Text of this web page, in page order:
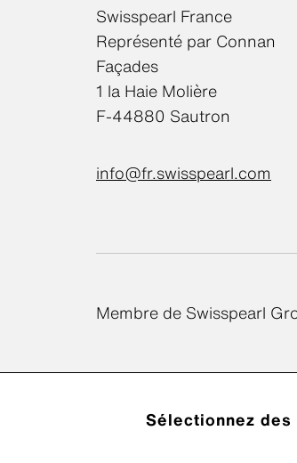
Sélectionnez
Swisspearl France
Représenté par Connan
Façades
1 la Haie Molière
F-44880 Sautron
info@fr.swisspearl.com
Membre de Swisspearl